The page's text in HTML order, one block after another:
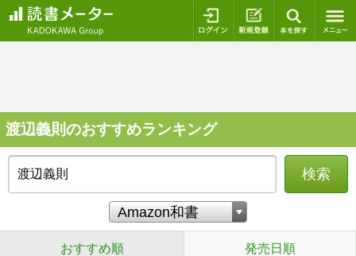
ログイン 新規登録
渡辺義則のおすすめランキング
検索
おすすめ順 発売日順